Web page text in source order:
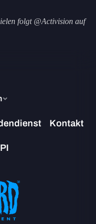
folgt @Activision auf